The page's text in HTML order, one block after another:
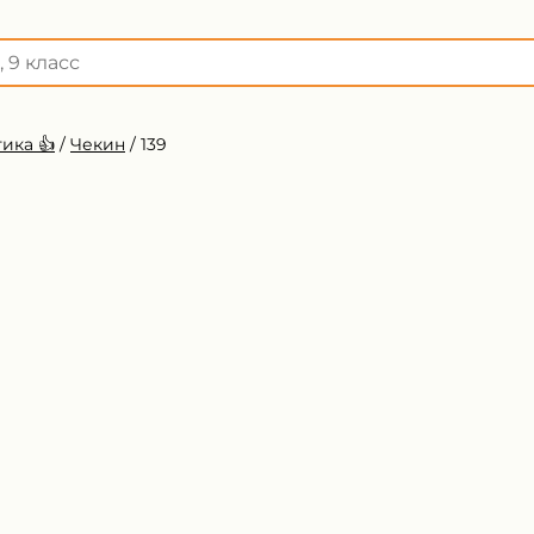
👍 / Чекин / 139